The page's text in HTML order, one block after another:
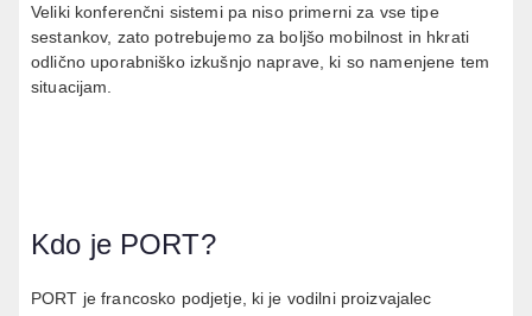
Veliki konferenčni sistemi pa niso primerni za vse tipe
sestankov, zato potrebujemo za boljšo mobilnost in hkrati
odlično uporabniško izkušnjo naprave, ki so namenjene tem
situacijam.
Kdo je PORT?
PORT je francosko podjetje, ki je vodilni proizvajalec